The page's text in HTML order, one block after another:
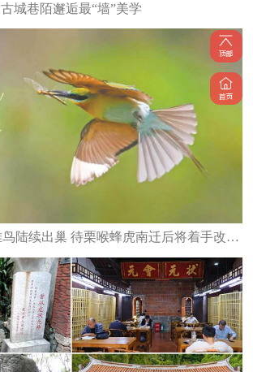
古城巷陌邂逅最“墙”美学
“中国最美小鸟”雏鸟陆续出巢 待栗喉蜂虎南迁后将着手改造栖息地